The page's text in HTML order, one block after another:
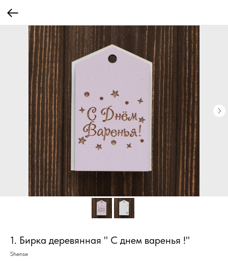
1. Бирка деревянная " С днем варенья !"
Shense